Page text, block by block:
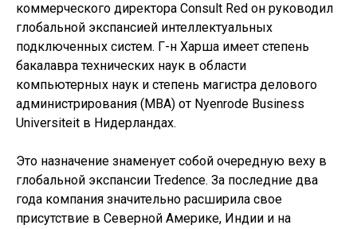
коммерческого директора Consult Red он руководил
глобальной экспансией интеллектуальных
подключенных систем. Г-н Харша имеет степень
бакалавра технических наук в области
компьютерных наук и степень магистра делового
администрирования (MBA) от Nyenrode Business
Universiteit в Нидерландах.
Это назначение знаменует собой очередную веху в
глобальной экспансии Tredence. За последние два
года компания значительно расширила свое
присутствие в Северной Америке, Индии и на